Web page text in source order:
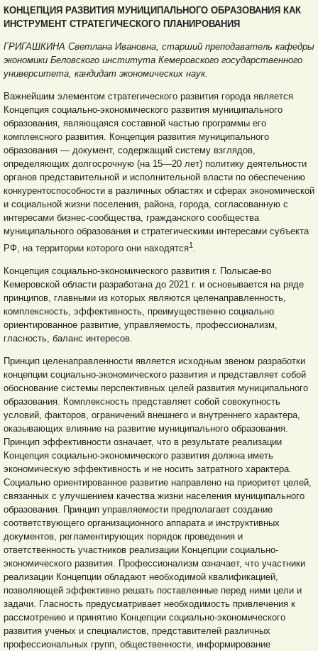
КОНЦЕПЦИЯ РАЗВИТИЯ МУНИЦИПАЛЬНОГО ОБРАЗОВАНИЯ КАК
ИНСТРУМЕНТ СТРАТЕГИЧЕСКОГО ПЛАНИРОВАНИЯ
ГРИГАШКИНА Светлана Ивановна, старший преподаватель кафедры
экономики Беловского института Кемеровского государственного
университета, кандидат экономических наук.
Важнейшим элементом стратегического развития города является
Концепция социально-экономического развития муниципального
образования, являющаяся составной частью программы его
комплексного развития. Концепция развития муниципального
образования — документ, содержащий систему взглядов,
определяющих долгосрочную (на 15—20 лет) политику деятельности
органов представительной и исполнительной власти по обеспечению
конкурентоспособности в различных областях и сферах экономической
и социальной жизни поселения, района, города, согласованную с
интересами бизнес-сообщества, гражданского сообщества
муниципального образования и стратегическими интересами субъекта
РФ, на территории которого они находятся1
Концепция социально-экономического развития г. Полысае-во
Кемеровской области разработана до 2021 г. и основывается на ряде
принципов, главными из которых являются целенаправленность,
комплексность, эффективность, преимущественно социально
ориентированное развитие, управляемость, профессионализм,
гласность, баланс интересов.
Принцип целенаправленности является исходным звеном разработки
концепции социально-экономического развития и представляет собой
обоснование системы перспективных целей развития муниципального
образования. Комплексность представляет собой совокупность
условий, факторов, ограничений внешнего и внутреннего характера,
оказывающих влияние на развитие муниципального образования.
Принцип эффективности означает, что в результате реализации
Концепция социально-экономического развития должна иметь
экономическую эффективность и не носить затратного характера.
Социально ориентированное развитие направлено на приоритет целей,
связанных с улучшением качества жизни населения муниципального
образования. Принцип управляемости предполагает создание
соответствующего организационного аппарата и инструктивных
документов, регламентирующих порядок проведения и
ответственность участников реализации Концепции социально-
экономического развития. Профессионализм означает, что участники
реализации Концепции обладают необходимой квалификацией,
позволяющей эффективно решать поставленные перед ними цели и
задачи. Гласность предусматривает необходимость привлечения к
рассмотрению и принятию Концепции социально-экономического
развития ученых и специалистов, представителей различных
профессиональных групп, общественности, информирование